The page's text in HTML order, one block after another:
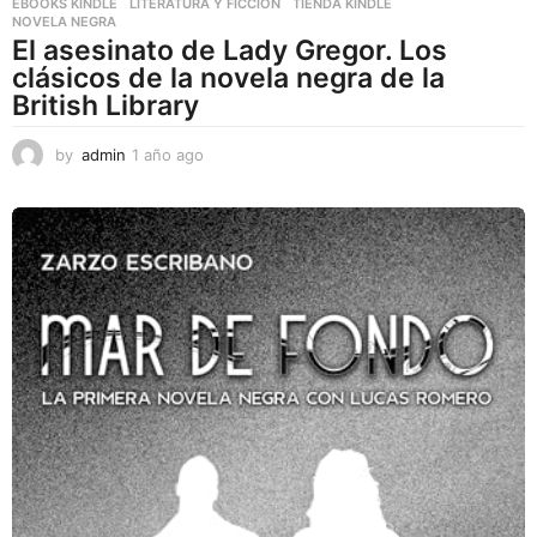
EBOOKS KINDLE ,LITERATURA Y FICCIÓN
TIENDA KINDLE
NOVELA NEGRA
El asesinato de Lady Gregor. Los
clásicos de la novela negra de la
British Library
by admin 1 año ago
o
a
g
o